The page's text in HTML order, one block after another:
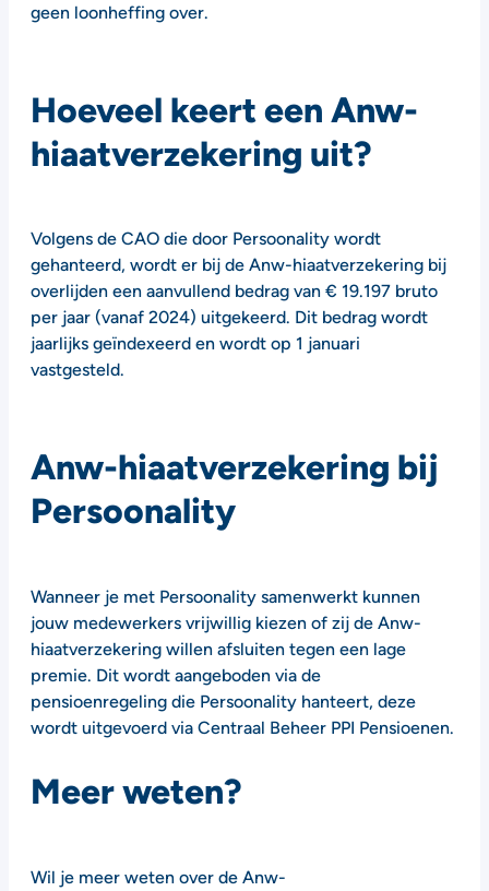
geen loonheffing over.
Hoeveel keert een Anw-
hiaatverzekering uit?
Volgens de CAO die door Persoonality wordt
gehanteerd, wordt er bij de Anw-hiaatverzekering bij
overlijden een aanvullend bedrag van € 19.197 bruto
per jaar (vanaf 2024) uitgekeerd. Dit bedrag wordt
jaarlijks geïndexeerd en wordt op 1 januari
vastgesteld.
Anw-hiaatverzekering bij
Persoonality
Wanneer je met Persoonality samenwerkt kunnen
jouw medewerkers vrijwillig kiezen of zij de Anw-
hiaatverzekering willen afsluiten tegen een lage
premie. Dit wordt aangeboden via de
pensioenregeling die Persoonality hanteert, deze
wordt uitgevoerd via Centraal Beheer PPI Pensioenen.
Meer weten?
Wil je meer weten over de Anw-